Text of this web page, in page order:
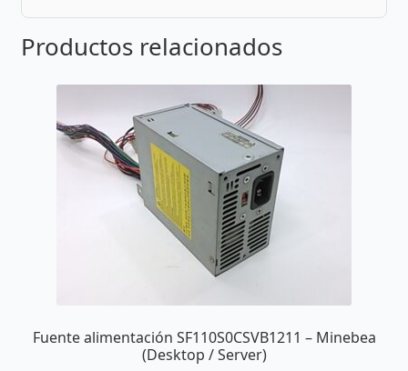
Productos relacionados
Fuente alimentación SF110S0CSVB1211 – Minebea
(Desktop / Server)